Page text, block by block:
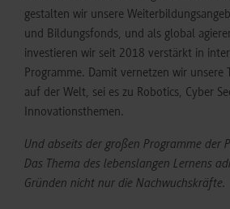
gestalten wir unsere
und Bildungsfonds, und als global
investieren wir seit 2018 verstärkt in
Programme. Damit vernetzen wir unsere
auf der Welt, sei es zu Robotics, Cyber
Innovationsthemen.
Und abseits der großen Programme der
Das Thema des lebenslangen Lernens
Gründen nicht nur die Nachwuchskräfte.